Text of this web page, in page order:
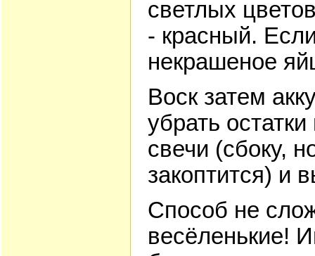
светлых
- красный.
некрашеное
Воск затем
убрать
свечи (сбоку,
закоптится) и
Способ не
весёленькие!